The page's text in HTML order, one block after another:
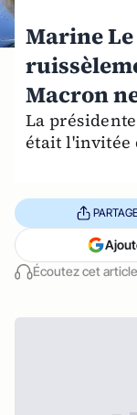
Marine
Macron
La
était l'invitée
Écoutez cet article